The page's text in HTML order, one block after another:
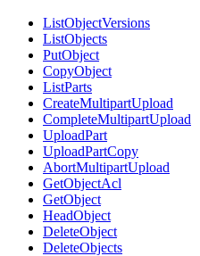
ListObjectVersions
ListObjects
PutObject
CopyObject
ListParts
CreateMultipartUpload
CompleteMultipartUpload
UploadPart
UploadPartCopy
AbortMultipartUpload
GetObjectAcl
GetObject
HeadObject
DeleteObject
DeleteObjects